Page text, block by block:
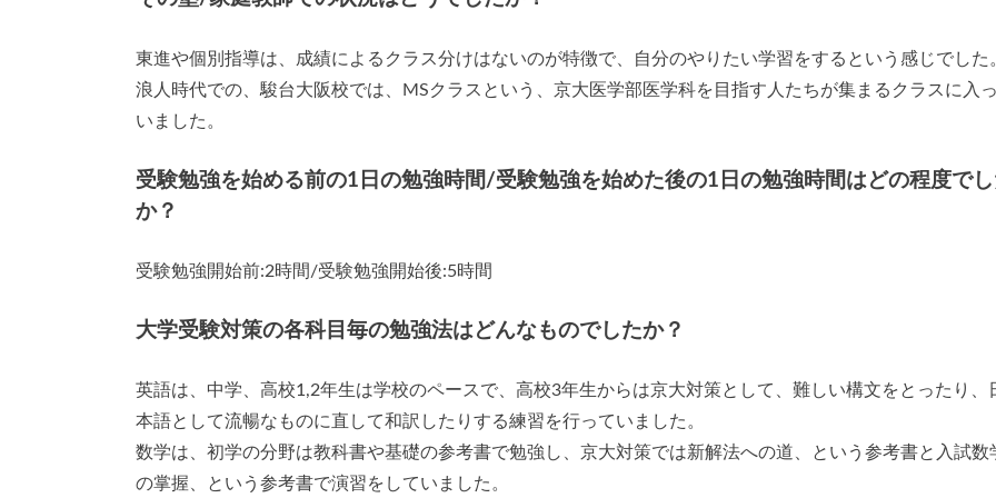
東進や個別指導は、成績によるクラス分けはないのが特徴で、自分のやりたい学習をするという感じでした
浪人時代での、駿台大阪校では、MSクラスという、京大医学部医学科を目指す人たちが集まるクラスに入
いました。
受験勉強を始める前の1日の勉強時間/受験勉強を始めた後の1日の勉強時間はどの程度で
か？
受験勉強開始前:2時間/受験勉強開始後:5時間
大学受験対策の各科目毎の勉強法はどんなものでしたか？
英語は、中学、高校1,2年生は学校のペースで、高校3年生からは京大対策として、難しい構文をとったり、
本語として流暢なものに直して和訳したりする練習を行っていました。
数学は、初学の分野は教科書や基礎の参考書で勉強し、京大対策では新解法への道、という参考書と入試数
の掌握、という参考書で演習をしていました。